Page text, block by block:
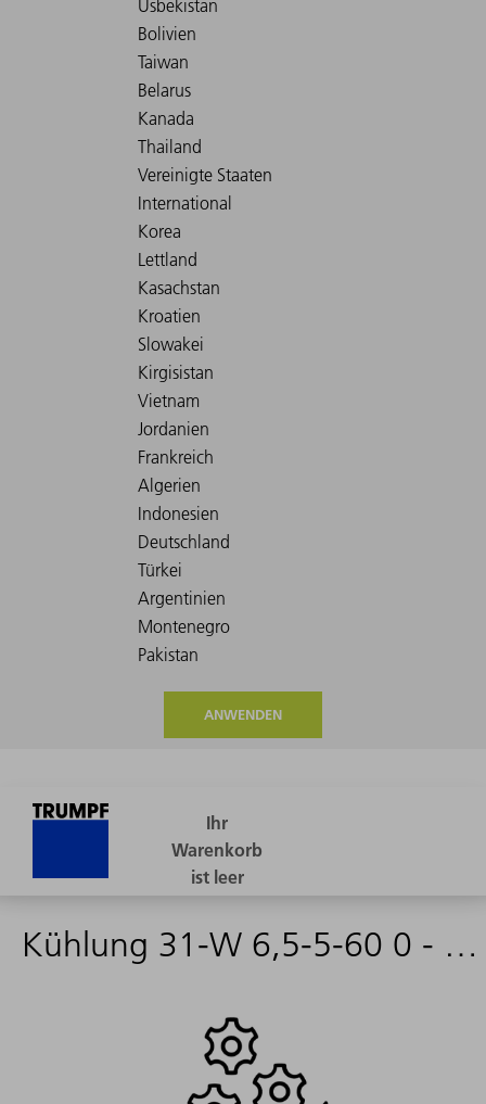
ANWENDEN
Kühlung 31-W 6,5-5-60 0 - 2007970